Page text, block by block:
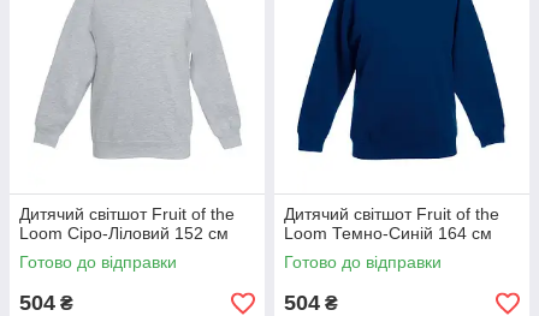
Дитячий світшот Fruit of the
Loom Сіро-Ліловий 152 см
Готово до відправки
504 ₴
Дитячий світшот Fruit of the
Loom Темно-Синій 164 см
Готово до відправки
504 ₴